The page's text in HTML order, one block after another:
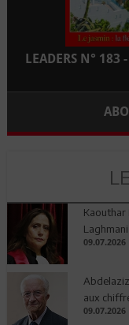
LEADERS N° 183
Kaouthar
09.07.2026
aux
09.07.2026